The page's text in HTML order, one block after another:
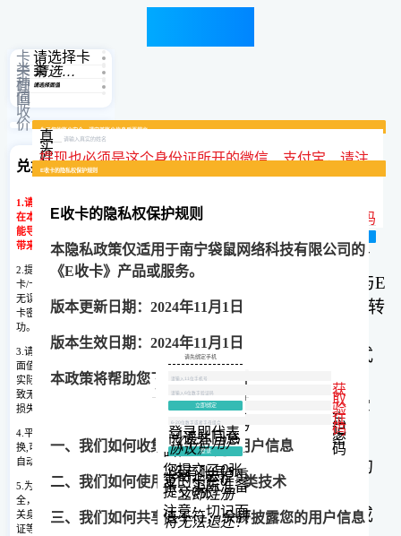
登陆E收卡网
密码
登陆
验证
码登
陆
忘
记
密
码
登录即代表
阅读并同意
《平台用户
协议》
登录
没有账号？
立即注册
请先绑定手机
获
取
验
证
码
立即绑定
复制微信号
复制微信号
复制微信号
复制微信号
复制微信号
卡
类
请选择卡
类
卡
种
请选择卡种
面
值
请选择面值
回
收
价
回收流
程
常见问
题
兑换说明
1.请确保您的充值卡仅
在本平台提交,否则可
能导致无法结算，给您
带来损失。
2.提交前仔细核对充值
卡/卡券,卡号卡密正确
无误,提交错误的卡号
卡密,将无法兑换成
功。
3.请仔细核对充值卡的
面值,如提交充值卡与
实际面值不符,可能导
致无法结算,给您带来
损失。
4.平台24小时可提交兑
换,可随时提现，系统
自动处理。
5.为保证您的账户安
全，请配合平台做好相
关身份认证。不同的认
证等级结算额度也是不
为了您的账户安全，请完善账户信息后再提交
真
实
姓
名
提现也必须是这个身份证所开的微信、支付宝，请注
意填写
份
证
手
机
验 获取验证码
E收卡隐私权保护规则
E收卡的服务协议
E收卡服务协议
（以下称“本协议”）是南宁袋鼠网络科技有
限公司 旗下产品E收卡 ”）与E
收卡用户（以下称“用户”或“您”）就充值卡转
让服务（或称”本服务”)所订立的有效合约。
用户通过 公众号页面点击确认或以其他方式
选择接受本协议，即表示用户与
网站
“本网站”）已达成协议并同意接受
本协议的全部约定内容。
在接受本协议之前，请您仔细阅读本协议的
全部内容（特别是以粗体下划线标注的内
容）。如果您不同意本协议的任意内容，或
E收卡的隐私权保护规则
E收卡的隐私权保护规则
本隐私政策仅适用于南宁袋鼠网络科技有限公司 的
《E收卡》产品或服务。
版本更新日期： 2024年11月1日
版本生效日期： 2024年11月1日
本政策将帮助您了解以下内容：
一、我们如何收集和使用您的用户信息
二、我们如何使用Cookie 和同类技术
三、我们如何共享、转让、公开披露您的用户信息
取消面值 确定
卡号与卡密间
请用空格
开，每张卡占
用一行用 “换
行”隔开，例
011100170206
100304016583597830
011100170206
100304016583597830
我知道了
提交确认
尊敬的用户
您提交的卡类
为：中国移动
(通道1)
面值：0元
您提交了0张
卡密，去掉重
复的卡密0
张，实际准备
提交0张
注意：切记面
值不符，余额
将无法退还！